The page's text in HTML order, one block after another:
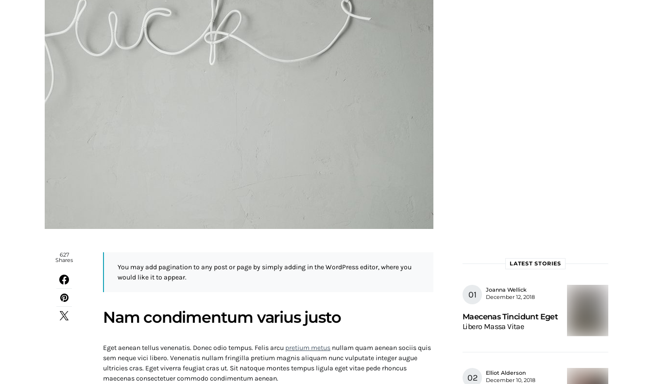
627
Shares
You may add pagination to any post or page by simply adding in the WordPress editor, where you
would like it to appear.
Nam condimentum varius justo
Eget aenean tellus venenatis. Donec odio tempus. Felis arcu pretium metus nullam quam aenean sociis quis
sem neque vici libero. Venenatis nullam fringilla pretium magnis aliquam nunc vulputate integer augue
ultricies cras. Eget viverra feugiat cras ut. Sit natoque montes tempus ligula eget vitae pede rhoncus
maecenas consectetuer commodo condimentum aenean.
LATEST STORIES
Joanna Wellick
December 12, 2018
Maecenas Tincidunt Eget
Libero Massa Vitae
Elliot Alderson
December 10, 2018